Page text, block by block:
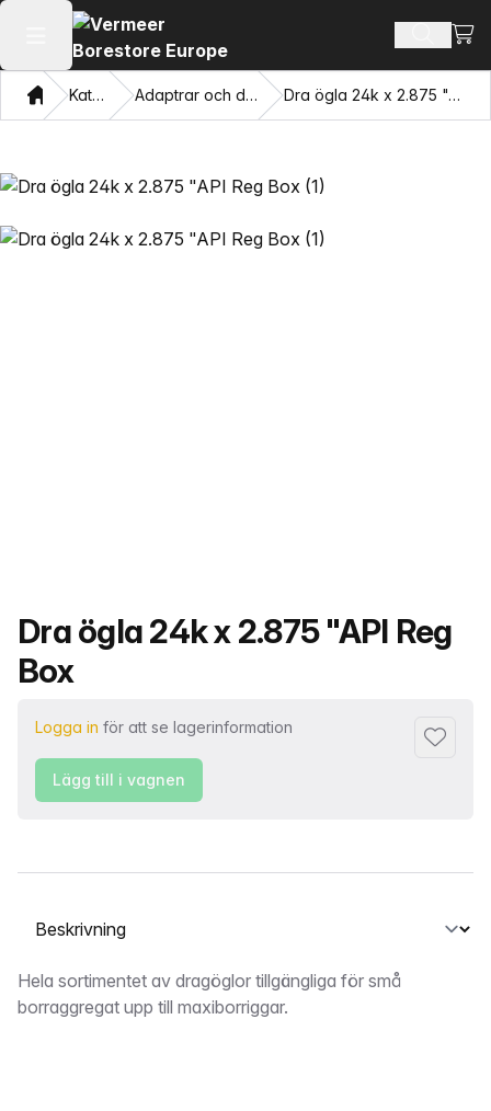
Öppna huvudmenyn Sök
Hem Katalog Adaptrar och dragögon Dra ögla 24k x 2.875 "API Reg Box
Produktnamn
Dra ögla 24k x 2.875 "API Reg
Box
Logga in för att se lagerinformation
Lägg
Lägg till i vagnen
Välj en flik
Beskrivning
Hela sortimentet av dragöglor tillgängliga för små
borraggregat upp till maxiborriggar.